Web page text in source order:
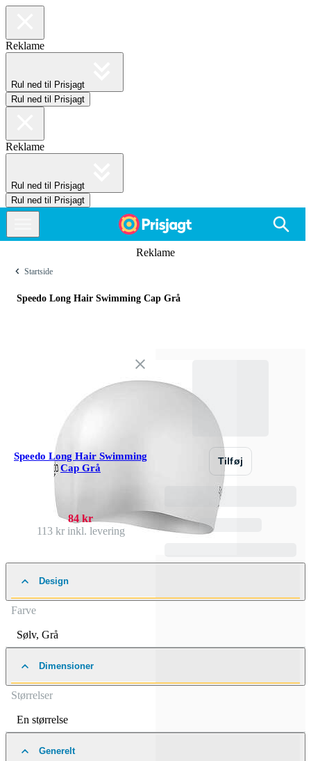
Reklame
Rul ned til Prisjagt
Rul ned til Prisjagt
Reklame
Rul ned til Prisjagt
Rul ned til Prisjagt
Reklame
Startside
Speedo Long Hair Swimming Cap Grå
Speedo Long Hair Swimming
Cap Grå
84 kr
113 krinkl. levering
Tilføj
Design
Farve
Sølv, Grå
Dimensioner
Størrelser
En størrelse
Generelt